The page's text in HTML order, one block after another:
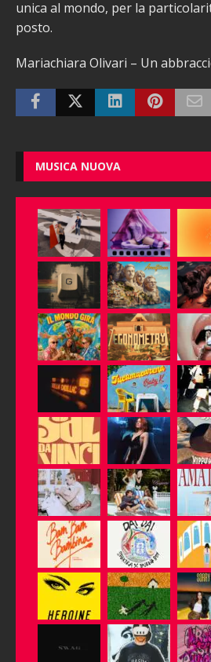
unica al mondo, per la
posto.
Mariachiara Olivari – Un
MUSICA NUOVA